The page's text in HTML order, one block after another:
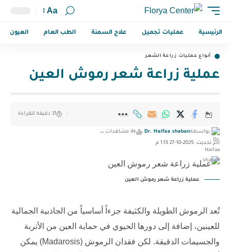
Aa
الرئيسية عمليات تجميل علاج السمنة الطب العام العيون
أنواع عمليات زراعة الشعر
عملية زراعة شعر رموش العين
آخر تحديث: 2025-10-27 1:13 م
بواسطةDr. Haifaa shaban 4k مشاهدات
31 دقيقة للقراءة
عملية زراعة شعر رموش العين
تُعد الرموش الطويلة والكثيفة جزءاً أساسياً من الجاذبية الجمالية
للعينين، إضافة إلى دورها الحيوي في حماية العين من الأتربة
والجسيمات الدقيقة. لكن فقدان الرموش (Madarosis) يمكن